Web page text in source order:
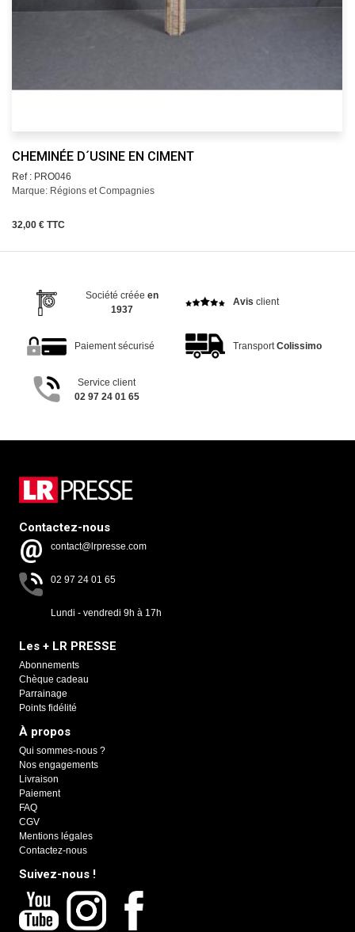
CHEMINÉE D´USINE EN CIMENT
Ref : PRO046
Marque: Régions et Compagnies
32,00 € TTC
Société créée en
1937
Avis client
Paiement sécurisé TransportColissimo
Service client
02 97 24 01 65
Contactez-nous
contact@lrpresse.com
02 97 24 01 65
Lundi - vendredi 9h à 17h
Les + LR PRESSE
Abonnements
Chèque cadeau
Parrainage
Points fidélité
À propos
Qui sommes-nous ?
Nos engagements
Livraison
Paiement
FAQ
CGV
Mentions légales
Contactez-nous
Suivez-nous !